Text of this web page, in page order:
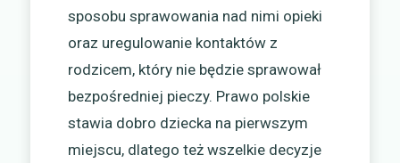
sposobu sprawowania nad nimi opieki
oraz uregulowanie kontaktów z
rodzicem, który nie będzie sprawował
bezpośredniej pieczy. Prawo polskie
stawia dobro dziecka na pierwszym
miejscu, dlatego też wszelkie decyzje